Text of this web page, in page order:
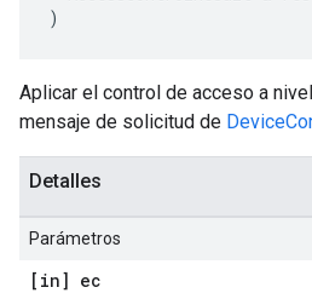
)
Aplicar el control de acceso a
mensaje de solicitud de
Detalles
Parámetros
[in] ec